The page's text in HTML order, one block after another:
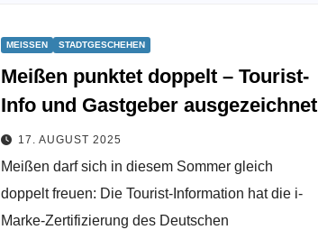
MEISSEN STADTGESCHEHEN
Meißen punktet doppelt – Tourist-
Info und Gastgeber ausgezeichnet
17. AUGUST 2025
Meißen darf sich in diesem Sommer gleich
doppelt freuen: Die Tourist-Information hat die i-
Marke-Zertifizierung des Deutschen